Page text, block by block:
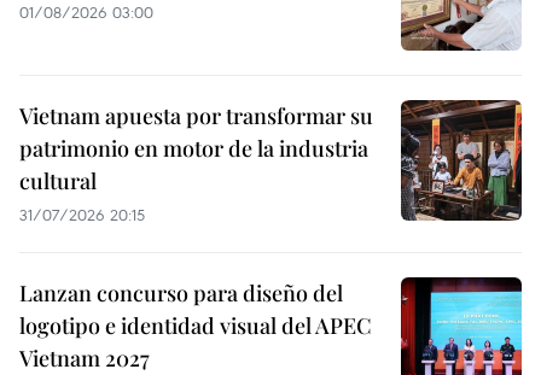
01/08/2026 03:00
Vietnam apuesta por transformar su
patrimonio en motor de la industria
cultural
31/07/2026 20:15
Lanzan concurso para diseño del
logotipo e identidad visual del APEC
Vietnam 2027